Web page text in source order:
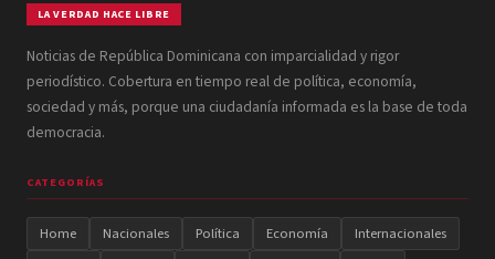
LA VERDAD HACE LIBRE
Noticias de República Dominicana con imparcialidad y rigor
periodístico. Cobertura en tiempo real de política, economía,
sociedad y más, porque una ciudadanía informada es la base de toda
democracia.
CATEGORÍAS
Home Nacionales Política Economía
Internacionales